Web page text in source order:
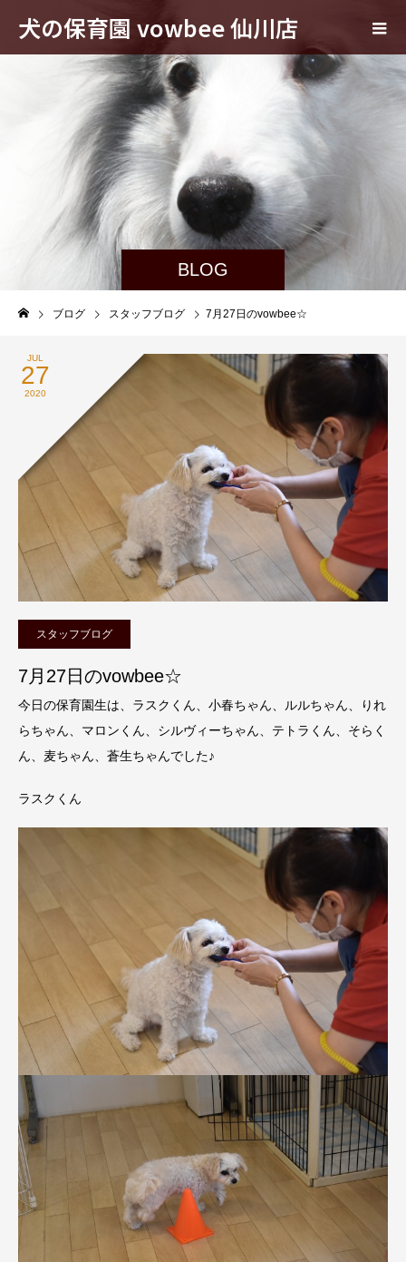
犬の保育園 vowbee 仙川店
BLOG
ブログ スタッフブログ 7月27日のvowbee☆
JUL
27
2020
スタッフブログ
7月27日のvowbee☆
今日の保育園生は、ラスクくん、小春ちゃん、ルルちゃん、りれ
らちゃん、マロンくん、シルヴィーちゃん、テトラくん、そらく
ん、麦ちゃん、蒼生ちゃんでした♪
ラスクくん